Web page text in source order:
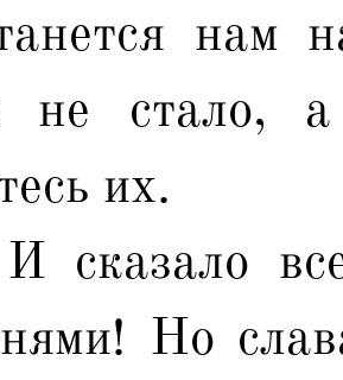
нам
не стало,
их.
сказало
Но